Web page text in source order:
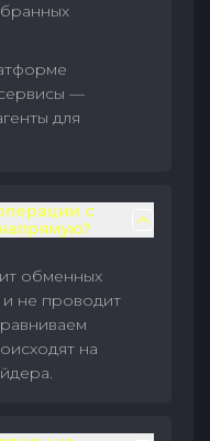
—
для
с
обменных
не проводит
на